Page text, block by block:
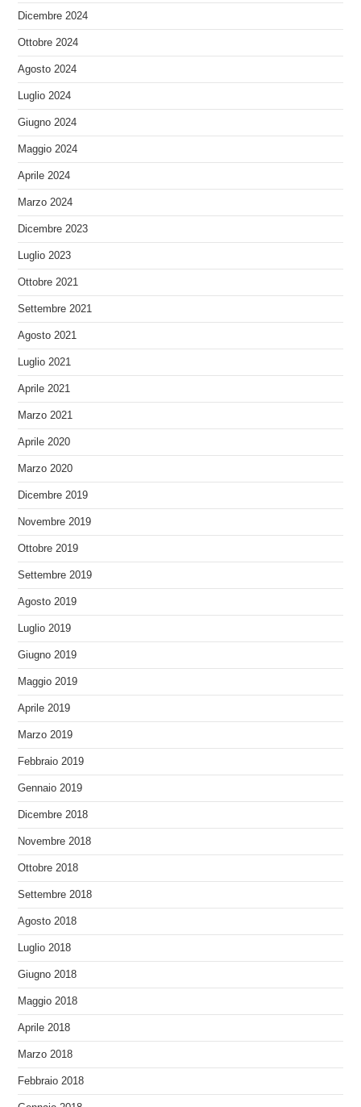
Dicembre 2024
Ottobre 2024
Agosto 2024
Luglio 2024
Giugno 2024
Maggio 2024
Aprile 2024
Marzo 2024
Dicembre 2023
Luglio 2023
Ottobre 2021
Settembre 2021
Agosto 2021
Luglio 2021
Aprile 2021
Marzo 2021
Aprile 2020
Marzo 2020
Dicembre 2019
Novembre 2019
Ottobre 2019
Settembre 2019
Agosto 2019
Luglio 2019
Giugno 2019
Maggio 2019
Aprile 2019
Marzo 2019
Febbraio 2019
Gennaio 2019
Dicembre 2018
Novembre 2018
Ottobre 2018
Settembre 2018
Agosto 2018
Luglio 2018
Giugno 2018
Maggio 2018
Aprile 2018
Marzo 2018
Febbraio 2018